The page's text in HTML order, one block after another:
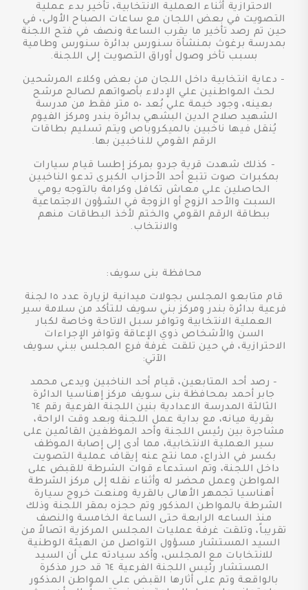
الاحترازية أثناء العملية الانتخابية، تأخير بدء عملية
التصويت في بعض اللجان مع ساعات الصباح الأولى، في
حين تم رصد تأخير ما يقرب الساعة ونصف في فتح اللجنة
بمدرسة برغوث بمنشأة سنورس بدائرة سنورس وطامية
بسبب تأخر وصول أوراق التصويت إلى اللجنة.
- دعاية انتخابية داخل اللجان من بعض وكلاء المرشحين
لحث المواطنين علي الإدلاء بأصواتهم لصالح مرشح
بعينه، وجود خيمة علي بُعد ٥٠ متر فقط من مدرسة
الشهيد صلاح الدين البشهي بدائرة بندر ومركز الفيوم
يُنقل فيها ناخبين بالميكروباص ويتم تسليم بطاقات
الرقم القومي للناخبين بها.
- كذلك شهدت قرية جردو بمركز إطسا قيام سيارات
بمكبرات صوت تتبع أحد الأحزاب الكبرى تدعو الناخبين
الحاصلين علي معاش تكافل وكرامة بالتوجه يومي
السبت والأحد الزوج أو الزوجة في الشؤون الاجتماعية
ببطاقة الرقم القومي والختم لأخذ البطاقات منهم
والانتخاب.
محافظة بنى سويف:
قام متابعو المجلس بجولات ميدانية لزيارة عدد ١٥ لجنة
فرعية بدائرة بندر ومركز بني سويف للتأكد من سلامة سير
العملية الانتخابية وتوافر سبل الاتاحة وخاصة لكبار
السن والأشخاص ذوي الإعاقة وتوافر الإجراءات
الاحترازية، في حين تلقت غرفة فرع المجلس ببني سويف
الآتي:
- رصد أحد المتابعين، قيام أحد الناخبين ويدعى محمد
جابر أحمد بمحافظة بنى سويف مركز إهناسيا الدائرة
الثالثة المدرسة الاعدادية بنين اللجنة الفرعية رقم ٦٤
بقرية ميانه، مع بداية عمل اللجنة وبعد وقت الراحة،
مشاجرة بين رئيس اللجنة وأحد الموظفين القائمين على
سير العملية الانتخابية، مما أدى إلى إصابة الموظف
بكسر في الذراع، مما نتج عنه إيقاف عملية التصويت
داخل اللجنة، وتم استدعاء قوات الشرطة للقبض على
المواطن وعمل محضر له وأثناء نقله إلى مركز الشرطة
أهناسيا تجمهر الأهالى بالقرية ومنعت خروج سيارة
الشرطة بالمواطن المذكور وتم حجزه بمقر اللجنة وذلك
منذ الساعه الرابعة حتى الساعة الخامسة والنصف
تقريباً، وتلقت غرفة عمليات المجلس المركزية اتصالاً من
السيد المستشار مسؤول التواصل من الهيئة الوطنية
للانتخابات مع المجلس، وأكد سيادته على أن السيد
المستشار رئيس اللجنة الفرعية ٦٤ قد حرر مذكرة
بالواقعة وتم على أثارها القبض على المواطن المذكور